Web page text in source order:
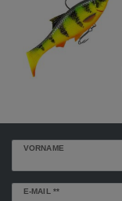
VORNAME
E-MAIL **
Newsletter